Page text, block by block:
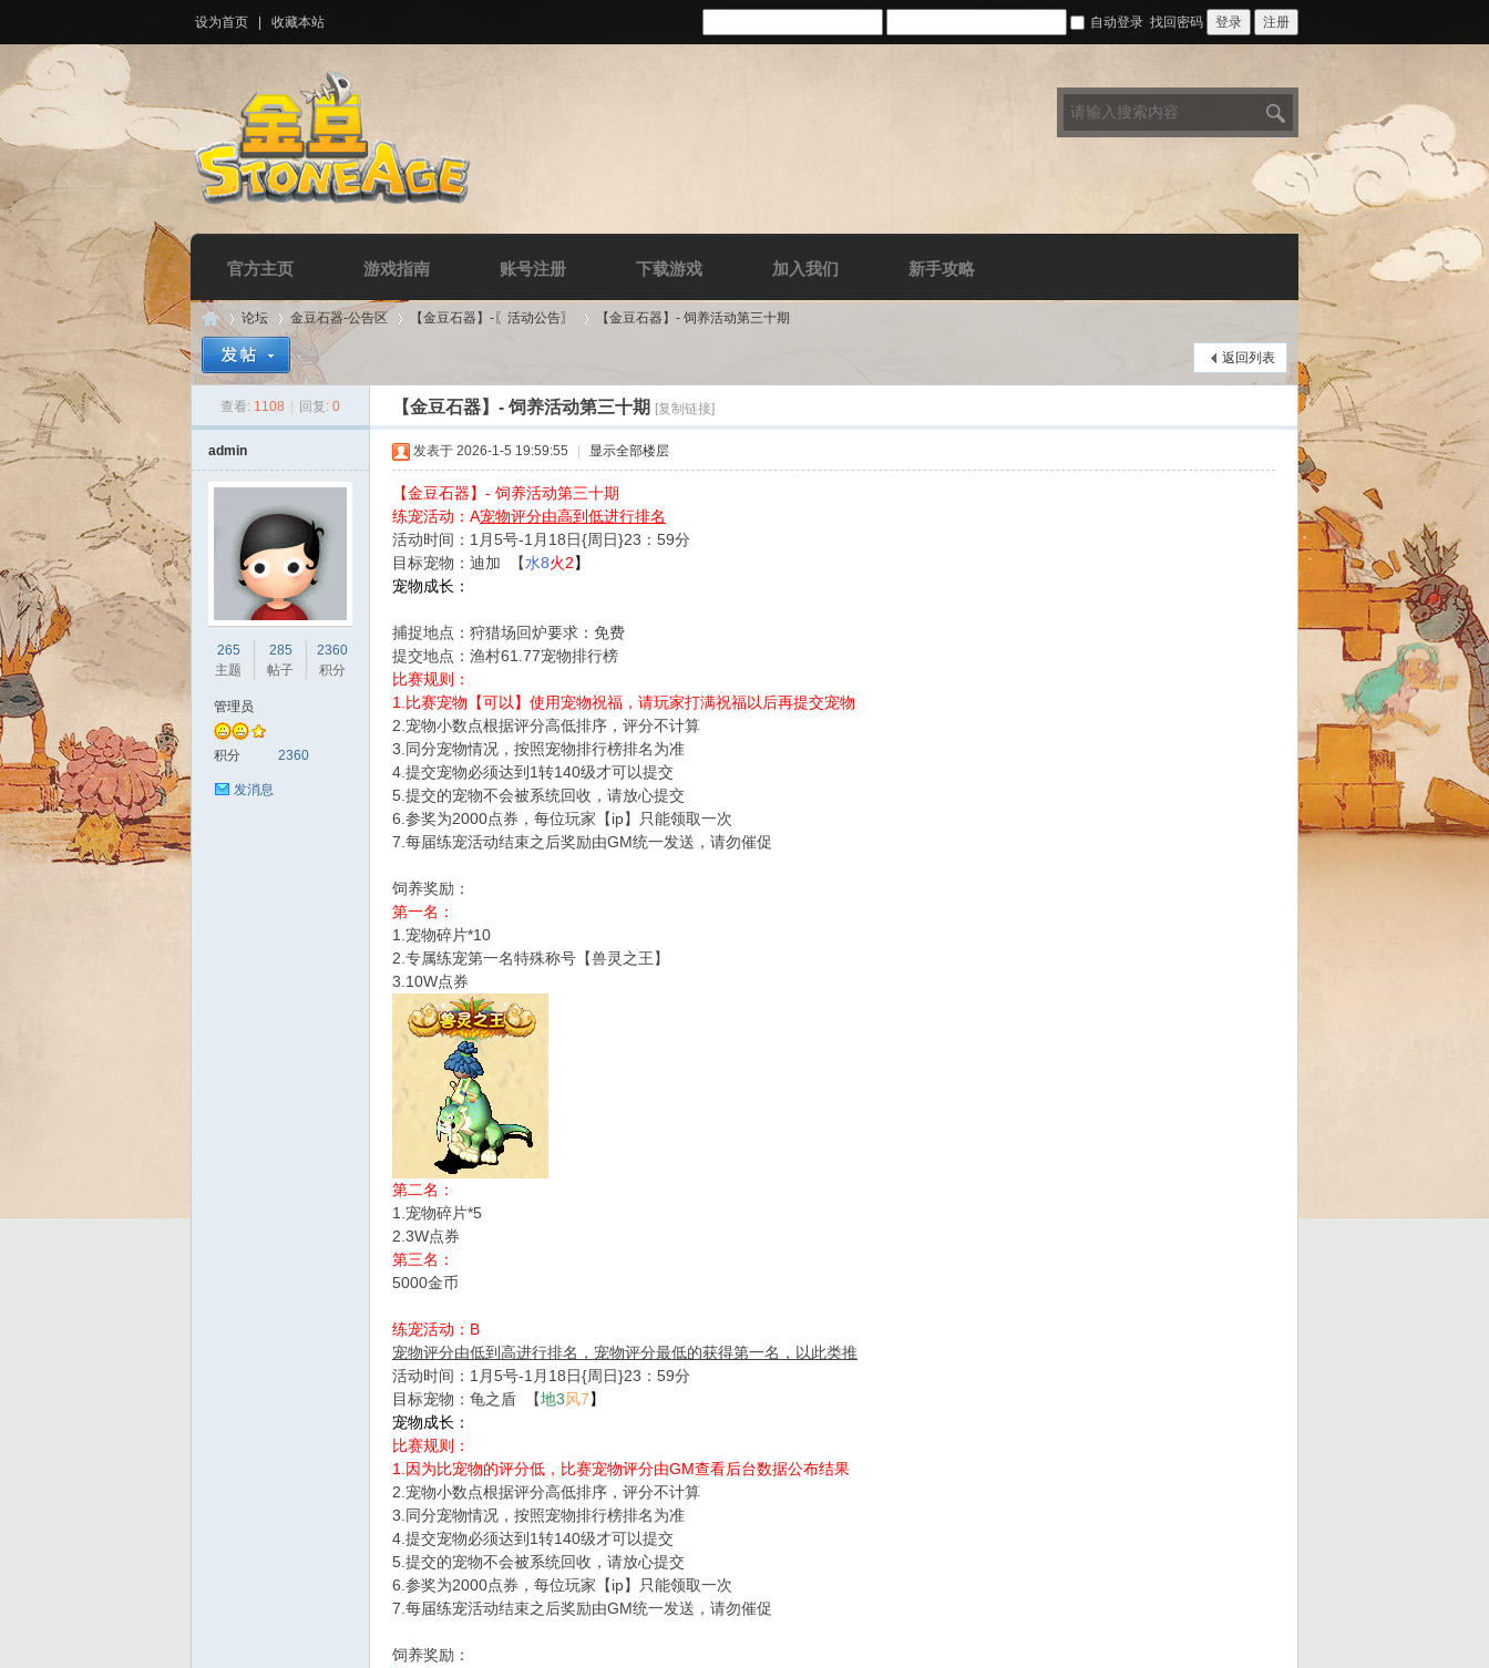
设为首页 收藏本站 自动登录 找回密码 登录 注册
官方主页 游戏指南 账号注册 下载游戏 加入我们 新手攻略
»
论坛
›
金豆石器-公告区 【金豆石器】-〖活动公告〗
›
【金豆石器】- 饲养活动第三十期
返回列表
查看: 1108 回复: 0 【金豆石器】- 饲养活动第三十期 [复制链接]
admin
265
主题
285
帖子
2360
积分
管理员
积分 2360
发消息
发表于 2026-1-5 19:59:55 显示全部楼层
【金豆石器】- 饲养活动第三十期
练宠活动：A宠物评分由高到低进行排名
活动时间：1月5号-1月18日{周日}23：59分
目标宠物：迪加 【水8火2】
宠物成长：
捕捉地点：狩猎场回炉要求：免费
提交地点：渔村61.77宠物排行榜
比赛规则：
1.比赛宠物【可以】使用宠物祝福，请玩家打满祝福以后再提交宠物
2.宠物小数点根据评分高低排序，评分不计算
3.同分宠物情况，按照宠物排行榜排名为准
4.提交宠物必须达到1转140级才可以提交
5.提交的宠物不会被系统回收，请放心提交
6.参奖为2000点券，每位玩家【ip】只能领取一次
7.每届练宠活动结束之后奖励由GM统一发送，请勿催促
饲养奖励：
第一名：
1.宠物碎片*10
2.专属练宠第一名特殊称号【兽灵之王】
3.10W点券
第二名：
1.宠物碎片*5
2.3W点券
第三名：
5000金币
练宠活动：B
宠物评分由低到高进行排名，宠物评分最低的获得第一名，以此类推
活动时间：1月5号-1月18日{周日}23：59分
目标宠物：龟之盾 【地3 风7】
宠物成长：
比赛规则：
1.因为比宠物的评分低，比赛宠物评分由GM查看后台数据公布结果
2.宠物小数点根据评分高低排序，评分不计算
3.同分宠物情况，按照宠物排行榜排名为准
4.提交宠物必须达到1转140级才可以提交
5.提交的宠物不会被系统回收，请放心提交
6.参奖为2000点券，每位玩家【ip】只能领取一次
7.每届练宠活动结束之后奖励由GM统一发送，请勿催促
饲养奖励：